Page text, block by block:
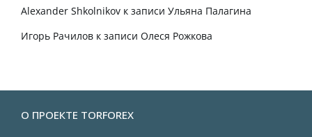
Alexander Shkolnikov к записи Ульяна Палагина
Игорь Рачилов к записи Олеся Рожкова
О ПРОЕКТЕ TORFOREX